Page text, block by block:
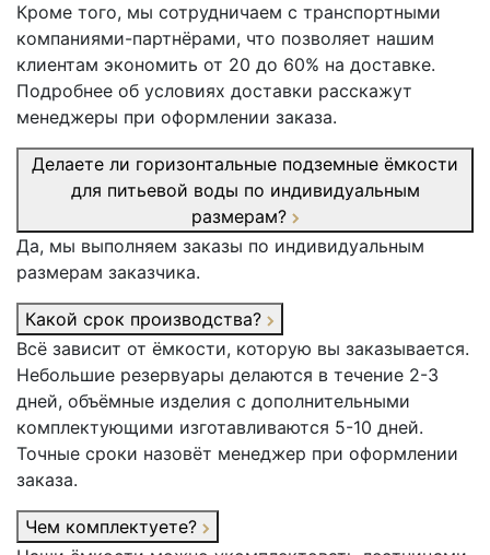
Кроме того, мы сотрудничаем с транспортными
компаниями-партнёрами, что позволяет нашим
клиентам экономить от 20 до 60% на доставке.
Подробнее об условиях доставки расскажут
менеджеры при оформлении заказа.
Делаете ли горизонтальные подземные ёмкости
для питьевой воды по индивидуальным
размерам?
Да, мы выполняем заказы по индивидуальным
размерам заказчика.
Какой срок производства?
Всё зависит от ёмкости, которую вы заказывается.
Небольшие резервуары делаются в течение 2-3
дней, объёмные изделия с дополнительными
комплектующими изготавливаются 5-10 дней.
Точные сроки назовёт менеджер при оформлении
заказа.
Чем комплектуете?